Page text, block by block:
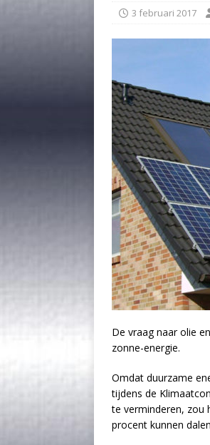
3 februari 2017
De vraag naar olie
zonne-energie.
Omdat duurzame
tijdens de
te verminderen, zou
procent kunnen